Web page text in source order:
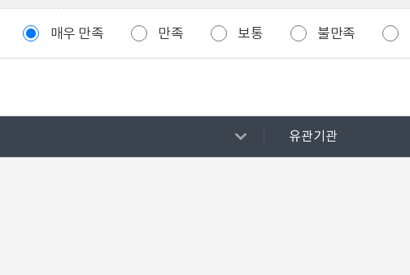
매우 만족 만족 보통 불만족
유관기관